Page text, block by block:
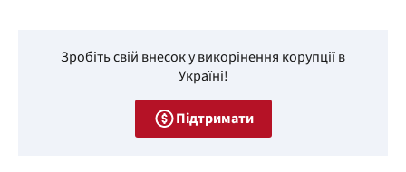
Зробіть свій внесок у викорінення корупції в
Україні!
Підтримати